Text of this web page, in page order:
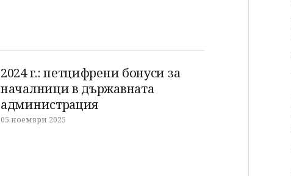
2024 г.: петцифрени бонуси за
началници в държавната
администрация
05 ноември 2025